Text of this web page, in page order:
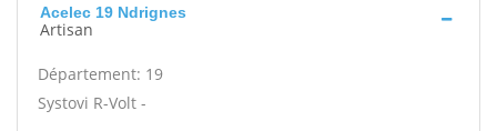
Acelec 19 Ndrignes
Artisan
Département: 19
Systovi R-Volt -